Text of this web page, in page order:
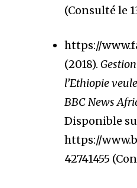
(Consulté le
https://
(2018).
l’Ethiopie
BBC News
Disponible
https://
42741455